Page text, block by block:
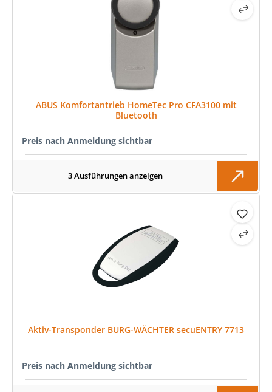
ABUS Komfortantrieb HomeTec Pro CFA3100 mit
Bluetooth
Preis nach Anmeldung sichtbar
3 Ausführungen anzeigen
Aktiv-Transponder BURG-WÄCHTER secuENTRY 7713
Preis nach Anmeldung sichtbar